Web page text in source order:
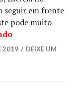
seguir em frente
pode muito
Crítica | Filhas
2019
DEIXE UM